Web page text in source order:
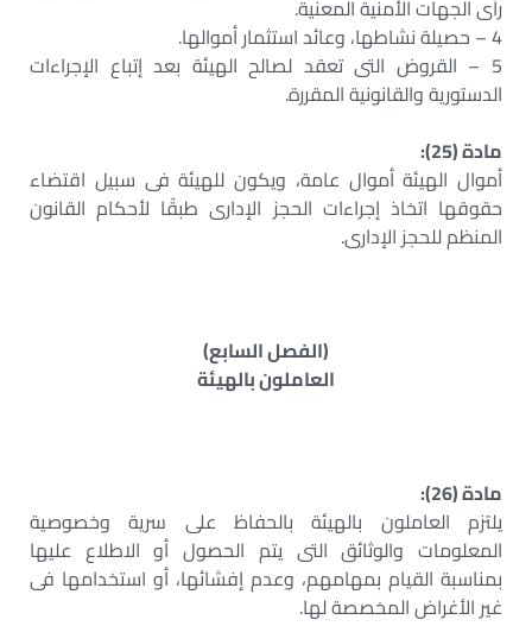
رأى الجهات الأمنية المعنية.
4 – حصيلة نشاطها، وعائد استثمار أموالها.
5 – القروض التى تعقد لصالح الهيئة بعد إتباع الإجراءات
الدستورية والقانونية المقررة.
مادة (25):
أموال الهيئة أموال عامة، ويكون للهيئة فى سبيل اقتضاء
حقوقها اتخاذ إجراءات الحجز الإدارى طبقًا لأحكام القانون
المنظم للحجز الإدارى.
(الفصل السابع)
العاملون بالهيئة
مادة (26):
يلتزم العاملون بالهيئة بالحفاظ على سرية وخصوصية
المعلومات والوثائق التى يتم الحصول أو الاطلاع عليها
بمناسبة القيام بمهامهم، وعدم إفشائها، أو استخدامها فى
غير الأغراض المخصصة لها.